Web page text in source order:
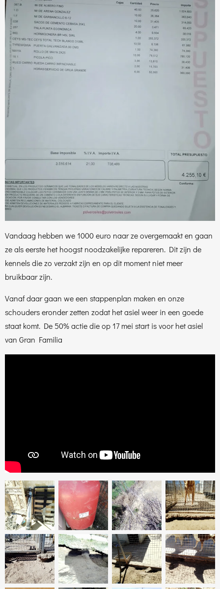
Vandaag hebben we 1000 euro naar ze overgemaakt en gaan
ze als eerste het hoogst noodzakelijke repareren. Dit zijn de
kennels die zo verzakt zijn en op dit moment niet meer
bruikbaar zijn.
Vanaf daar gaan we een stappenplan maken en onze
schouders eronder zetten zodat het asiel weer in een goede
staat komt. De 50% actie die op 17 mei start is voor het asiel
van Gran Familia